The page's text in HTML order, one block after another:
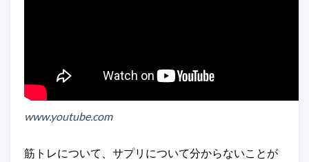
www.youtube.com
筋トレについて、サプリについて分からないことが